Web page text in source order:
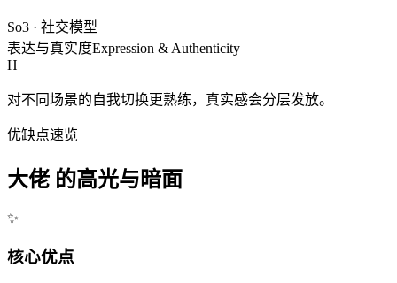
So3 · 社交模型
表达与真实度Expression & Authenticity
H
对不同场景的自我切换更熟练，真实感会分层发放。
优缺点速览
大佬 的高光与暗面
✨
核心优点